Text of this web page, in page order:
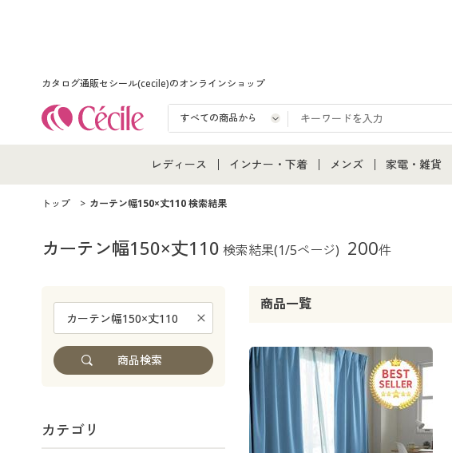
カタログ通販セシール(cecile)のオンラインショップ
レディース
レディース通販すべて
レディースファッション
インナー・下着 メンズ
メンズファッション
家電・雑貨
トップ カーテン幅150×丈110 検索結果
カーテン幅150×丈110 検索結果(1/5ページ) 200件
商品一覧
カテゴリ